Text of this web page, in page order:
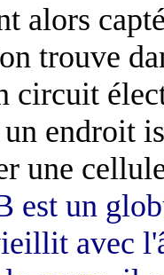
alors
trouve
circuit
endroit
une
est un
avec